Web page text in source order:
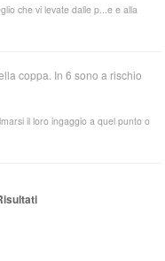
che vi levate dalle p...e e alla
coppa. In 6 sono a rischio
il loro ingaggio a quel punto o